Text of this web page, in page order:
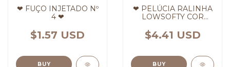
❤ FUÇO INJETADO Nº
4 ❤
$1.57 USD
BUY
❤ PELÚCIA RALINHA
LOWSOFTY COR
(cópia) (cópia)
$4.41 USD
BUY